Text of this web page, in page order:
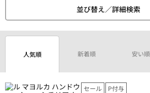
並び替え／詳細検索
人気順 新着順 安い順
セール
P付与